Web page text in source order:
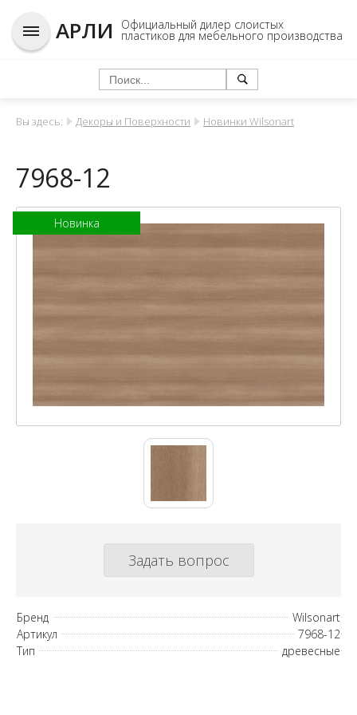
АРЛИ Официальный дилер слоистых
пластиков для мебельного производства
Вы здесь: Декоры и Поверхности Новинки Wilsonart
7968-12
Новинка
Задать вопрос
Бренд
Wilsonart
Артикул
7968-12
Тип
древесные